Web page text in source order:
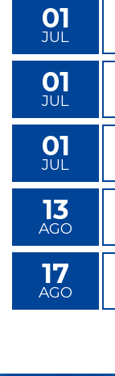
01
JUL
01
JUL
01
JUL
13
AGO
17
AGO